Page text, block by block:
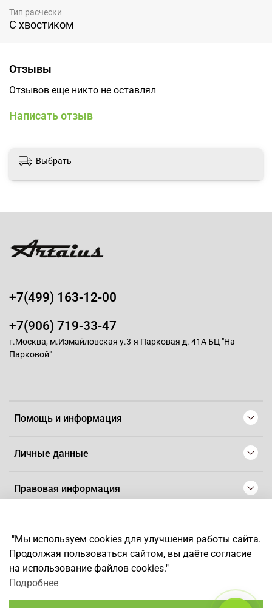
Тип расчески
С хвостиком
Отзывы
Отзывов еще никто не оставлял
Написать отзыв
Выбрать
Помощь и информация
Личные данные
Правовая информация
+7(499) 163-12-00
+7(906) 719-33-47
г.Москва, м.Измайловская у.3-я Парковая д. 41А БЦ "На
Парковой"
*Любое использование контента без письменного разрешения
запрещено
"Мы используем cookies для улучшения работы сайта.
Продолжая пользоваться сайтом, вы даёте согласие
на использование файлов cookies."
Подробнее